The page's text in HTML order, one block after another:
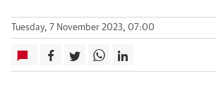
Tuesday, 7 November 2023, 07:00